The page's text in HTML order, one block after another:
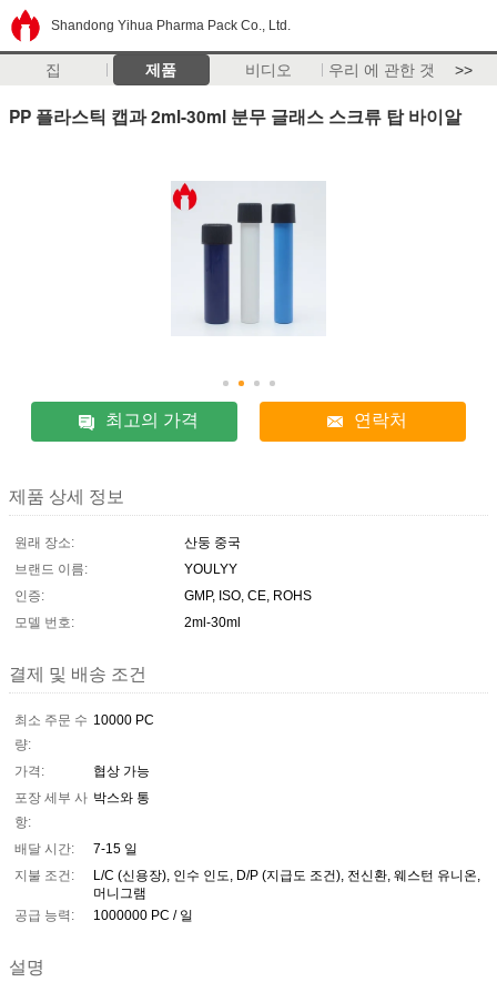
Shandong Yihua Pharma Pack Co., Ltd.
집 제품 비디오 우리 에 관한 것 >>
PP 플라스틱 캡과 2ml-30ml 분무 글래스 스크류 탑 바이알
최고의 가격 연락처
제품 상세 정보
원래 장소:
산둥 중국
브랜드 이름:
YOULYY
인증:
GMP, ISO, CE, ROHS
모델 번호:
2ml-30ml
결제 및 배송 조건
최소 주문 수
량:
10000 PC
가격:
협상 가능
포장 세부 사
항:
박스와 통
배달 시간:
7-15 일
지불 조건:
L/C (신용장), 인수 인도, D/P (지급도 조건), 전신환, 웨스턴 유니온,
머니그램
공급 능력:
1000000 PC / 일
설명